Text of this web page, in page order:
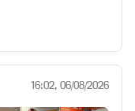
16:02, 06/08/2026